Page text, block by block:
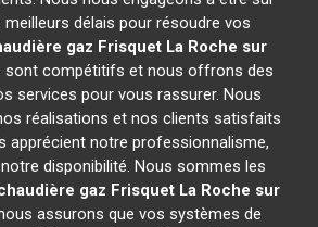
meilleurs délais pour résoudre vos
gaz Frisquet La Roche sur
sont compétitifs et nous offrons des
services pour vous rassurer. Nous
réalisations et nos clients satisfaits
apprécient notre professionnalisme,
disponibilité. Nous sommes les
gaz Frisquet La Roche sur
assurons que vos systèmes de